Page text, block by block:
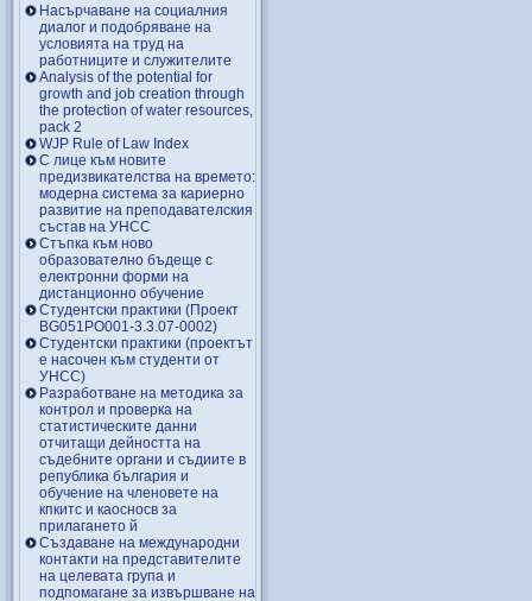
Насърчаване на социалния
диалог и подобряване на
условията на труд на
работниците и служителите
Analysis of the potential for
growth and job creation through
the protection of water resources,
pack 2
WJP Rule of Law Index
С лице към новите
предизвикателства на времето:
модерна система за кариерно
развитие на преподавателския
състав на УНСС
Стъпка към ново
образователно бъдеще с
електронни форми на
дистанционно обучение
Студентски практики (Проект
BG051PO001-3.3.07-0002)
Студентски практики (проектът
е насочен към студенти от
УНСС)
Разработване на методика за
контрол и проверка на
статистическите данни
отчитащи дейността на
съдебните органи и съдиите в
република българия и
обучение на членовете на
кпкитс и каосносв за
прилагането й
Създаване на международни
контакти на представителите
на целевата група и
подпомагане за извършване на